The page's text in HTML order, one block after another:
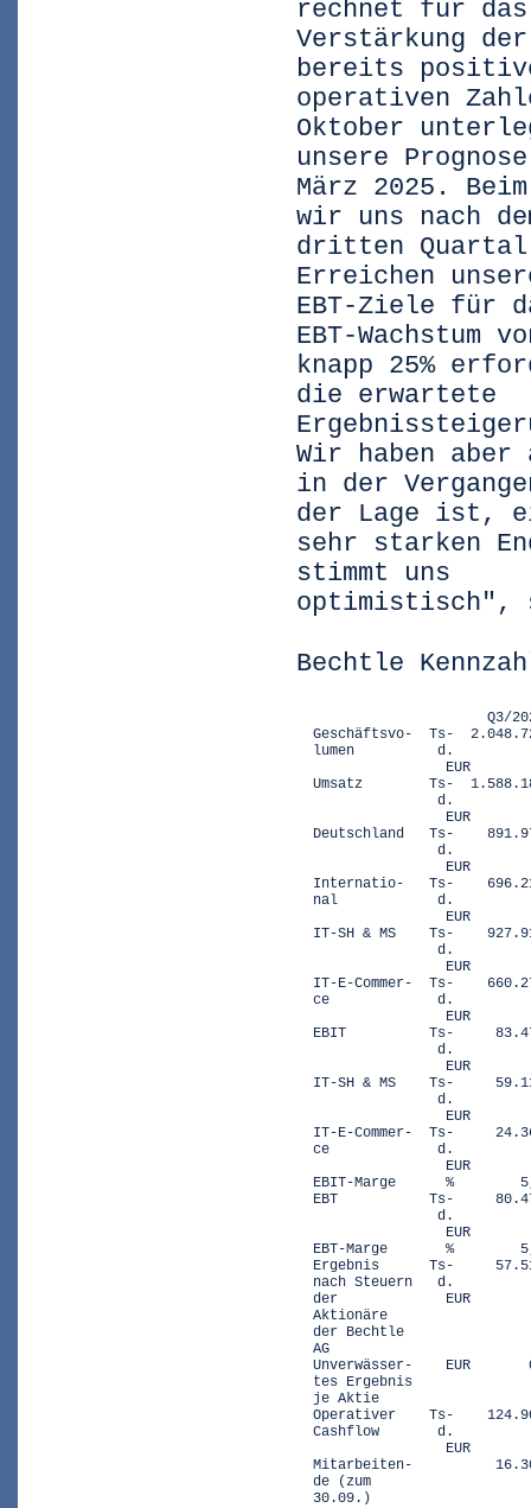
rechnet für
Verstärkung
bereits
operativen
Oktober
unsere
März 2025.
wir uns nach
dritten Quartal
Erreichen
EBT-Ziele für
EBT-Wachstum
knapp 25%
die erwartete
Wir haben aber
in der
der Lage ist,
sehr starken
stimmt uns
optimistisch",
Bechtle
Q3/
Geschäftsvo-  Ts-
lumen          d.
                  EUR
Umsatz        Ts-
d.
                  EUR
Deutschland   Ts-
d.
                  EUR
Internatio-   Ts-
nal            d.
                  EUR
IT-SH & MS    Ts-
d.
                  EUR
IT-E-Commer-  Ts-
ce             d.
                  EUR
EBIT          Ts-
d.
                  EUR
IT-SH & MS    Ts-
d.
                  EUR
IT-E-Commer-  Ts-
ce             d.
                  EUR
EBIT-Marge      %
EBT           Ts-
d.
                  EUR
EBT-Marge       %
Ergebnis      Ts-
nach Steuern   d.
  der             EUR
  Aktionäre
  der Bechtle
  AG
Unverwässer-    EUR
tes Ergebnis
  je Aktie
Operativer    Ts-
Cashflow       d.
                  EUR
Mitarbeiten-
de (zum
  30.09.)